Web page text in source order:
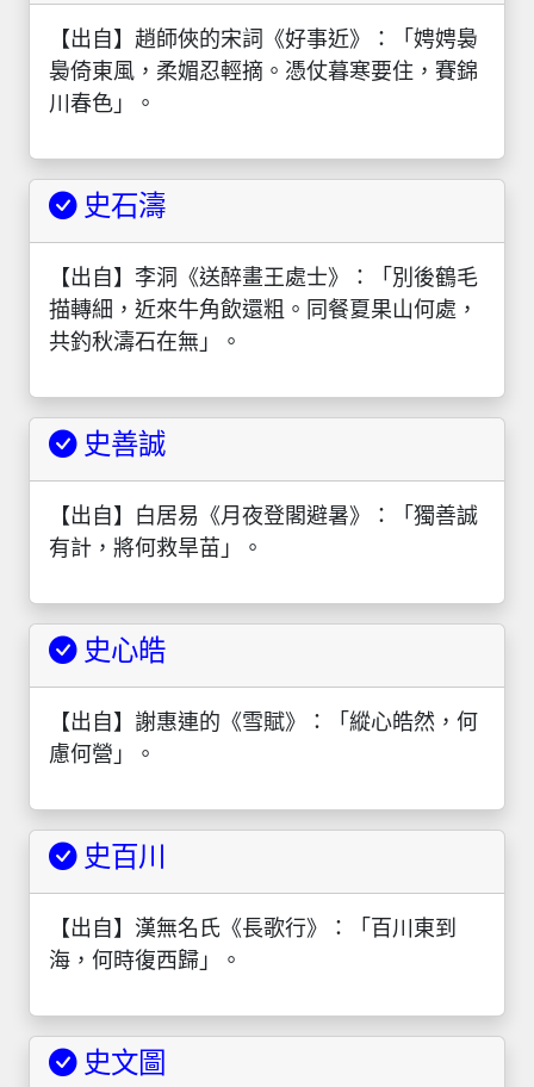
【出自】趙師俠的宋詞《好事近》：「娉娉裊
裊倚東風，柔媚忍輕摘。憑仗暮寒要住，賽錦
川春色」。
史石濤
【出自】李洞《送醉畫王處士》：「別後鶴毛
描轉細，近來牛角飲還粗。同餐夏果山何處，
共釣秋濤石在無」。
史善誠
【出自】白居易《月夜登閣避暑》：「獨善誠
有計，將何救旱苗」。
史心皓
【出自】謝惠連的《雪賦》：「縱心皓然，何
慮何營」。
史百川
【出自】漢無名氏《長歌行》：「百川東到
海，何時復西歸」。
史文圖